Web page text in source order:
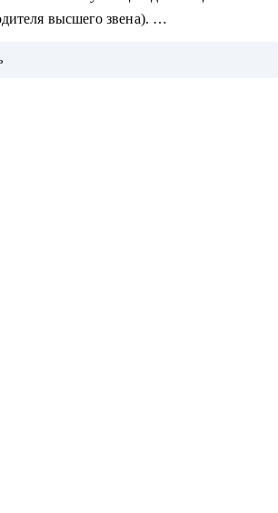
высшего звена).
Ваши цели и задачи.
/ перехода из частного бизнеса в найм.
CTO/CPO, Product/Project, Team/Tech
др.